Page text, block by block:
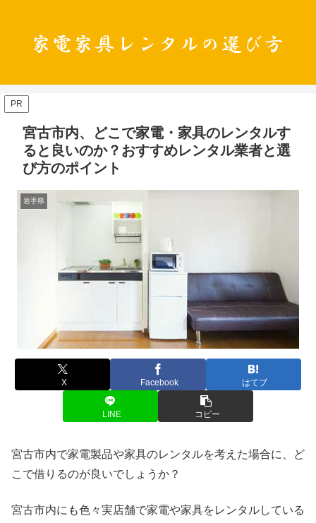
PR
宮古市内、どこで家電・家具のレンタルす
ると良いのか？おすすめレンタル業者と選
び方のポイント
岩手県
X Facebook はてブ
LINE コピー
宮古市内で家電製品や家具のレンタルを考えた場合に、ど
こで借りるのが良いでしょうか？
宮古市内にも色々実店舗で家電や家具をレンタルしている